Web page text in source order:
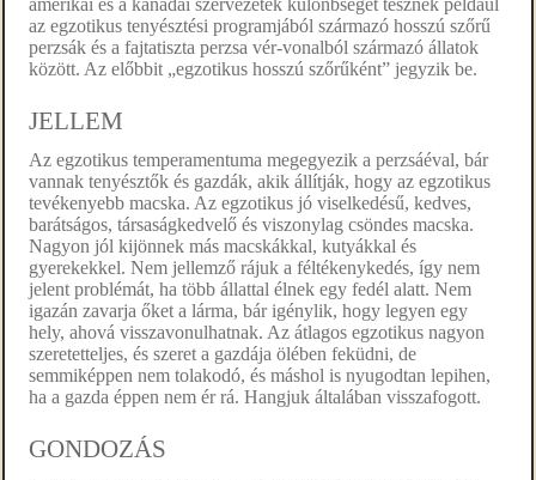
amerikai és a kanadai szervezetek különbséget tesznek például
az egzotikus tenyésztési programjából származó hosszú szőrű
perzsák és a fajtatiszta perzsa vér-vonalból származó állatok
között. Az előbbit „egzotikus hosszú szőrűként” jegyzik be.
JELLEM
Az egzotikus temperamentuma megegyezik a perzsáéval, bár
vannak tenyésztők és gazdák, akik állítják, hogy az egzotikus
tevékenyebb macska. Az egzotikus jó viselkedésű, kedves,
barátságos, társaságkedvelő és viszonylag csöndes macska.
Nagyon jól kijönnek más macskákkal, kutyákkal és
gyerekekkel. Nem jellemző rájuk a féltékenykedés, így nem
jelent problémát, ha több állattal élnek egy fedél alatt. Nem
igazán zavarja őket a lárma, bár igénylik, hogy legyen egy
hely, ahová visszavonulhatnak. Az átlagos egzotikus nagyon
szeretetteljes, és szeret a gazdája ölében feküdni, de
semmiképpen nem tolakodó, és máshol is nyugodtan lepihen,
ha a gazda éppen nem ér rá. Hangjuk általában visszafogott.
GONDOZÁS